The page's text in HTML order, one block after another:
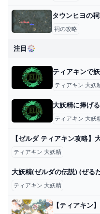
タウンヒヨの
祠の攻略
注目🎡
ティアキンで
ティアキン 大妖
ティアキン 大妖
ティアキン 大妖精
ティアキン 大妖精